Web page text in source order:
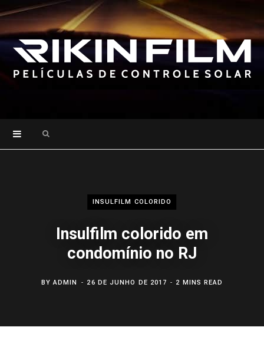
INSULFILM COLORIDO
Insulfilm colorido em
condomínio no RJ
BYADMIN 26 DE JUNHO DE 2017 2 MINS READ